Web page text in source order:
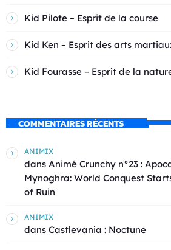
Kid Pilote – Esprit de la course
Kid Ken – Esprit des arts
Kid Fourasse – Esprit de la
COMMENTAIRES RÉCENTS
ANIMIX
dans Animé Crunchy n°23 :
Mynoghra: World Conquest
of Ruin
ANIMIX
dans Castlevania : Noctune